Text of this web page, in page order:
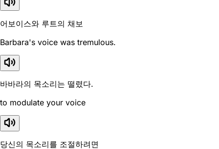
어보이스와 루트의 채보
Barbara's voice was tremulous.
바바라의 목소리는 떨렸다.
to modulate your voice
당신의 목소리를 조절하려면